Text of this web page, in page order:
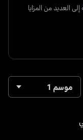
العديد من المزايا
موسم 1